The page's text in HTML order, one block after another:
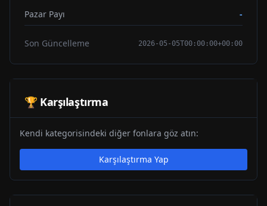
Pazar Payı -
Son Güncelleme 2026-05-05T00:00:00+00:00
🏆 Karşılaştırma
Kendi kategorisindeki diğer fonlara göz atın:
Karşılaştırma Yap